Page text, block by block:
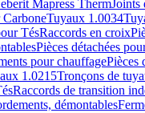
Mapress ThermJoints
CarboneTuyaux 1.0034
TésRaccords en croix
Pièces détachées
pour chauffagePièces
1.0215Tronçons de
Raccords de transition
démontables